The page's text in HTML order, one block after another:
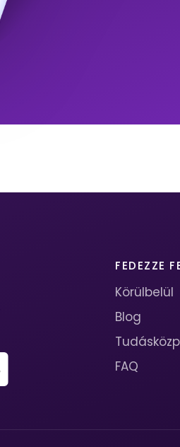
FEDEZZE
Körülbelül
Blog
FAQ